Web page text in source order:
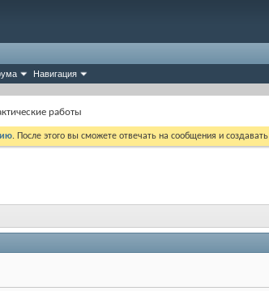
Навигация
работы
. После этого вы сможете отвечать на сообщения и